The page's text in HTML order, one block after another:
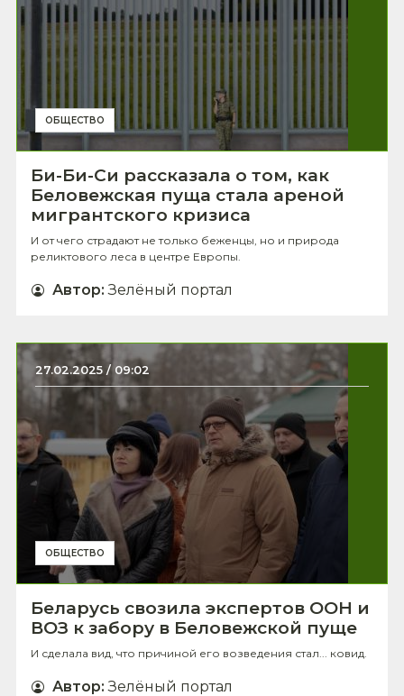
ОБЩЕСТВО
Би-Би-Си рассказала о том, как
Беловежская пуща стала ареной
мигрантского кризиса
И от чего страдают не только беженцы, но и природа
реликтового леса в центре Европы.
Автор: Зелёный портал
27.02.2025 / 09:02
ОБЩЕСТВО
Беларусь свозила экспертов ООН и
ВОЗ к забору в Беловежской пуще
И сделала вид, что причиной его возведения стал... ковид.
Автор: Зелёный портал